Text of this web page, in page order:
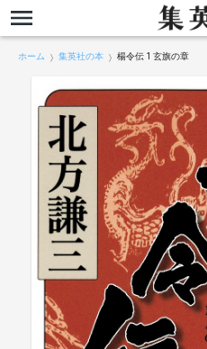
ホーム 集英社の本 楊令伝 1 玄旗の章